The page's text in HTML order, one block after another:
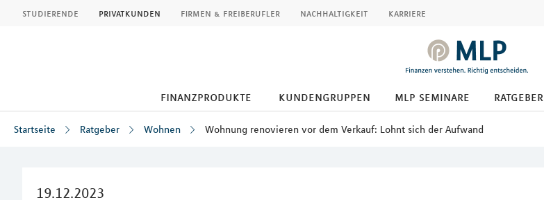
studierende privatkunden firmen & freiberufler nachhaltigkeit karriere
finanzprodukte kundengruppen mlp seminare ratgeber
Startseite Ratgeber Wohnen Wohnung renovieren vor dem Verkauf: Lohnt sich der Aufwand
19.12.2023